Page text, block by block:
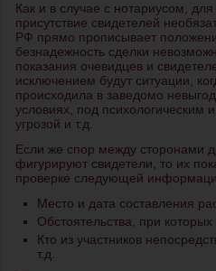
Как и в случае с нотариусом,
присутствие свидетелей
РФ прямо прописывает
безнадежность сделки
показания очевидцев и
исключением будут ситуации,
происходила в заведомо
условиях, под психологическим
угрозой и т.д.
Если же спор между сторонами
фигурируют свидетели, то их
проверке следующей
Место и дата составления
Обстоятельства, при
Кто из участников
т.д.